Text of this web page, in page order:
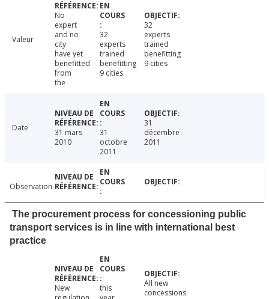
Valeur
No
expert
and no
city
have yet
benefitted
from
the
32
experts
trained
benefitting
9 cities
32
experts
trained
benefitting
9 cities
Date
31 mars
2010
31
octobre
2011
31
décembre
2011
Observation
The procurement process for concessioning public
transport services is in line with international best
practice
New
this
All new
concessions